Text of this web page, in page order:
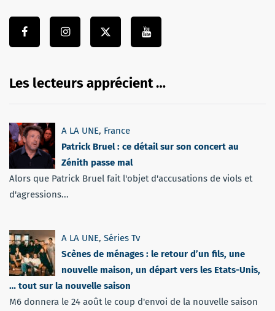
Les lecteurs apprécient …
A LA UNE, France
Patrick Bruel : ce détail sur son concert au
Zénith passe mal
Alors que Patrick Bruel fait l'objet d'accusations de viols et
d'agressions...
A LA UNE, Séries Tv
Scènes de ménages : le retour d’un fils, une
nouvelle maison, un départ vers les Etats-Unis,
… tout sur la nouvelle saison
M6 donnera le 24 août le coup d'envoi de la nouvelle saison